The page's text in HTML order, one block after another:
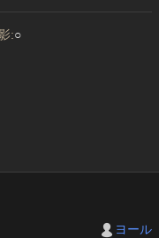
:○
ヨール